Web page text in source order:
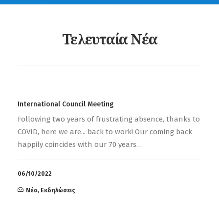
Τελευταία Νέα
International Council Meeting
Following two years of frustrating absence, thanks to
COVID, here we are... back to work! Our coming back
happily coincides with our 70 years…
06/10/2022
Νέα, Εκδηλώσεις